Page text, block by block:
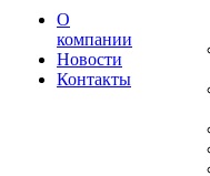
О
компании
Новости
Контакты